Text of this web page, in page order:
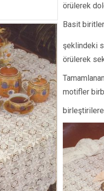
örülerek
Basit
şeklindeki
örülerek
motifler